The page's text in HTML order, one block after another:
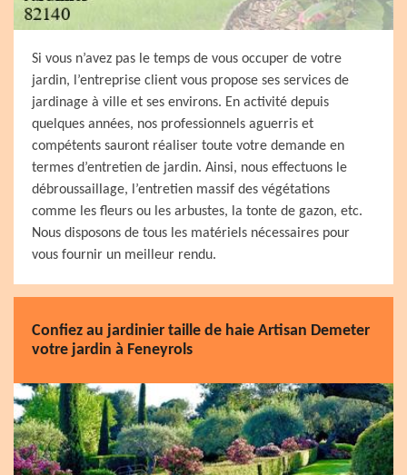
Si vous n’avez pas le temps de vous occuper de votre
jardin, l’entreprise client vous propose ses services de
jardinage à ville et ses environs. En activité depuis
quelques années, nos professionnels aguerris et
compétents sauront réaliser toute votre demande en
termes d’entretien de jardin. Ainsi, nous effectuons le
débroussaillage, l’entretien massif des végétations
comme les fleurs ou les arbustes, la tonte de gazon, etc.
Nous disposons de tous les matériels nécessaires pour
vous fournir un meilleur rendu.
Confiez au jardinier taille de haie Artisan Demeter
votre jardin à Feneyrols